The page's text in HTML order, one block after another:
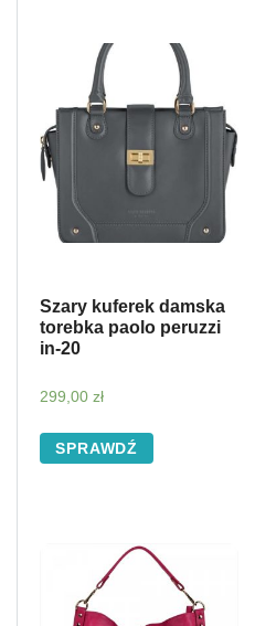
Szary kuferek damska
torebka paolo peruzzi
in-20
299,00 zł
SPRAWDŹ